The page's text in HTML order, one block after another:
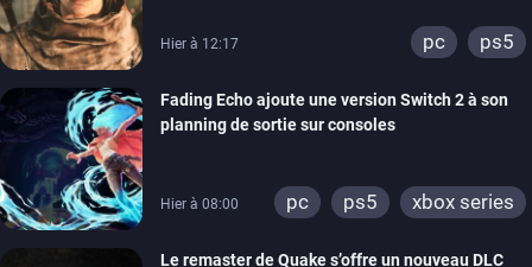
Hier à 12:17 pc ps5
Fading Echo ajoute une version Switch 2 à son
planning de sortie sur consoles
Hier à 08:00 pc ps5 xbox series
Le remaster de Quake s’offre un nouveau DLC